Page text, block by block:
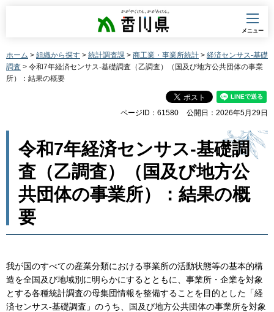
香川県
メニュー
ホーム > 組織から探す > 統計調査課 > 商工業・事業所統計 > 経済センサス-基礎
調査 > 令和7年経済センサス-基礎調査（乙調査）（国及び地方公共団体の事業
所）：結果の概要
ページID：61580 公開日：2026年5月29日
令和7年経済センサス-基礎調
査（乙調査）（国及び地方公
共団体の事業所）：結果の概
要
我が国のすべての産業分類における事業所の活動状態等の基本的構
造を全国及び地域別に明らかにするとともに、事業所・企業を対象
とする各種統計調査の母集団情報を整備することを目的とした「経
済センサス-基礎調査」のうち、国及び地方公共団体の事業所を対象